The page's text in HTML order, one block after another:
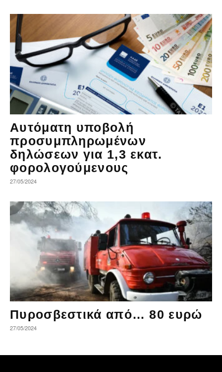
Αυτόματη υποβολή
προσυμπληρωμένων
δηλώσεων για 1,3 εκατ.
φορολογούμενους
27/05/2024
Πυροσβεστικά από… 80 ευρώ
27/05/2024